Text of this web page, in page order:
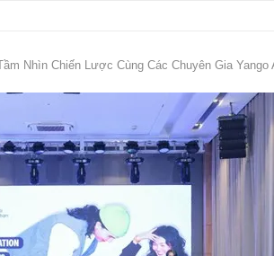
Nhìn Chiến Lược Cùng Các Chuyên Gia Yango